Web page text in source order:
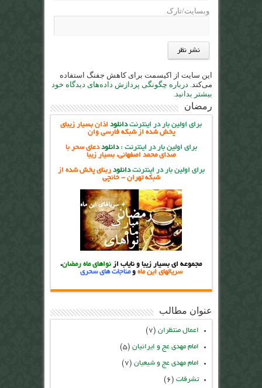
وبسایت/تارک
این سایت از اکیسمت برای کاهش جفنگ استفاده
می‌کند. درباره چگونگی پردازش داده‌های دیدگاه خود
بیشتر بدانید.
رمضان
برای اولین بار در اینترنتدانلود اذان بسیار زیبای
پخش شده از شبکه فارسی وان
برای اولین بار در اینترنت: دانلوددعای سحر با
صدای محمد اصفهانی، بسیار زیبا
برای اولین بار در اینترنتدانلود ربنای پخش شده از
شبکه تهران - خانچی
مجموعه ای بسیار زیبا و نایاب از نواهای ماه رمضان،
سریالهای این ماه و مناجات های سحری
عنوان مطالب
اعمال منتظران (۷)
امام مهدی عج و ایرانیان (۵)
امام مهدی عج و شیعیان (۷)
تشرفات (۶)